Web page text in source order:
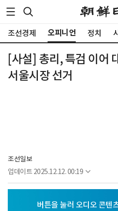
조선경제 오피니언 정치
[사설] 총리, 특검 이어
서울시장 선거
조선일보
업데이트 2025.12.12. 00:19